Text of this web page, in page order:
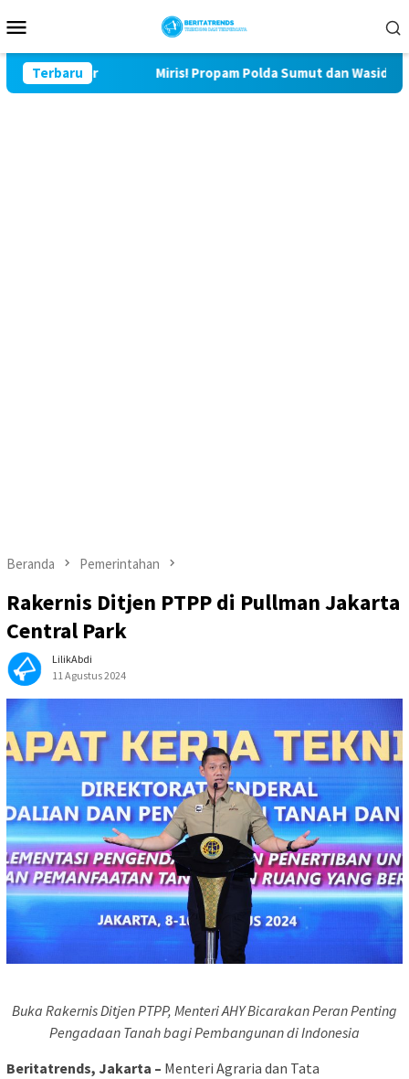
ke
Mobile
Terbaru
Lor Miris! Propam Polda Sumut dan Wasidik
Beranda Pemerintahan
Rakernis Ditjen PTPP di Pullman Jakarta
Central Park
LilikAbdi
11 Agustus 2024
Buka Rakernis Ditjen PTPP, Menteri AHY Bicarakan Peran Penting
Pengadaan Tanah bagi Pembangunan di Indonesia
Beritatrends, Jakarta – Menteri Agraria dan Tata